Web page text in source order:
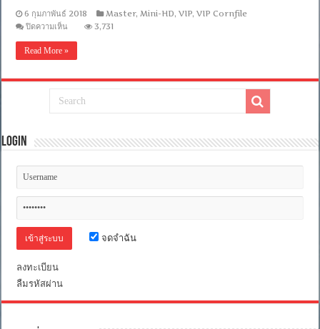
6 กุมภาพันธ์ 2018 Master, Mini-HD,VIP,VIP Cornfile
ปิดความเห็น
1080P]
(2017)
บันดาล
ไทย
DTS]
อังกฤษ]
3,731
Read More »
Login
จดจำฉัน
ลงทะเบียน
ลืมรหัสผ่าน